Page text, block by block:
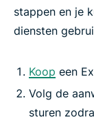
stappen en je
diensten
Koop een
Volg de
sturen